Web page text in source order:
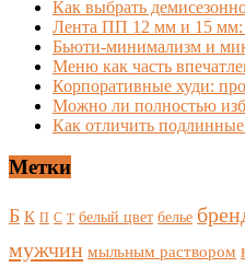
Как выбрать
Лента ПП 12 мм и 15
Бьюти-минимализм и
Меню как часть
Корпоративные худи:
Можно ли полностью
Как отличить
Метки
Б К П С Т белый цвет белье
мужчин мыльным раствором